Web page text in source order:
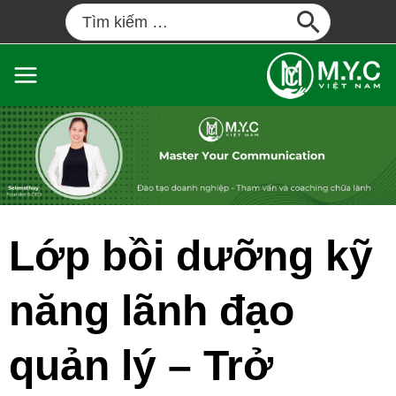
Lớp bồi dưỡng kỹ
năng lãnh đạo
quản lý – Trở